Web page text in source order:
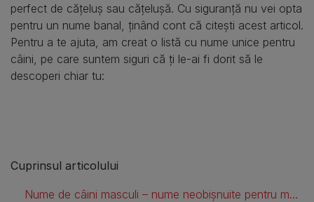
perfect de cățeluș sau cățelușă. Cu siguranță nu vei opta
pentru un nume banal, ținând cont că citești acest articol.
Pentru a te ajuta, am creat o listă cu nume unice pentru
câini, pe care suntem siguri că ți le-ai fi dorit să le
descoperi chiar tu:
Cuprinsul articolului
Nume de câini masculi – nume neobișnuite pentru masculi sau cățeluși